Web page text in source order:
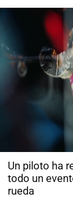
Un piloto ha
todo un
rueda